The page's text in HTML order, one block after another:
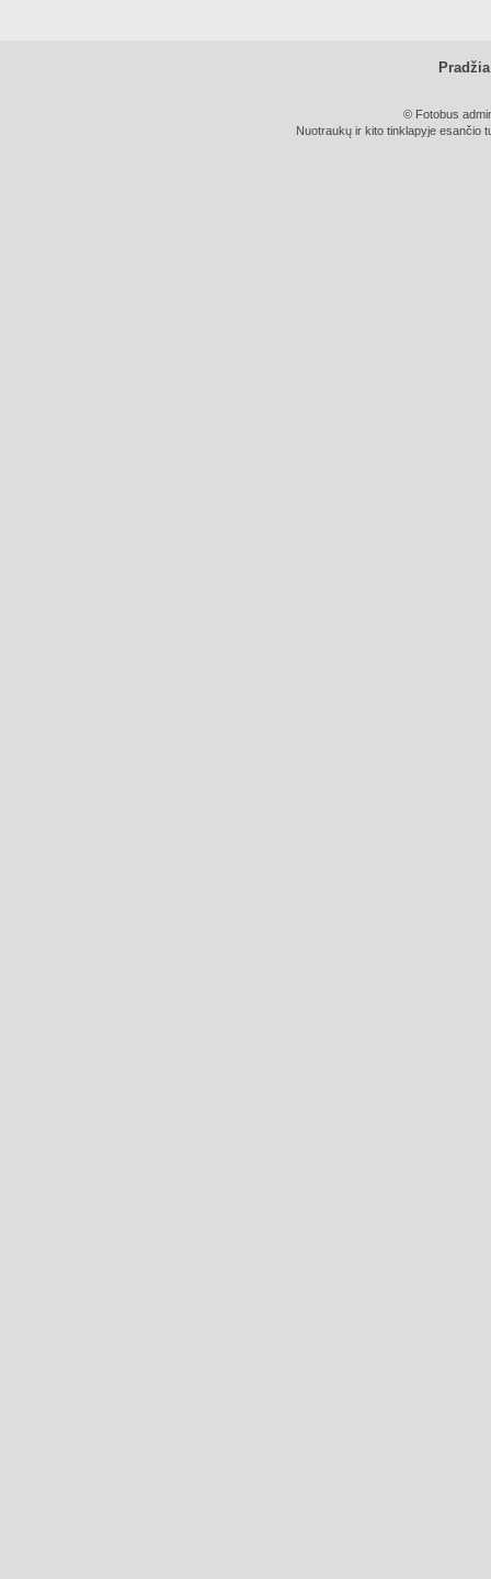
Pradžia
© Fotobus
Nuotraukų ir kito tinklapyje esančio